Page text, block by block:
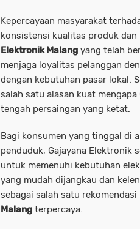
Kepercayaan masyarakat
konsistensi kualitas produk dan
Elektronik Malang yang telah
menjaga loyalitas pelanggan
dengan kebutuhan pasar lokal.
salah satu alasan kuat
tengah persaingan yang ketat.
Bagi konsumen yang tinggal di
penduduk, Gajayana Elektronik
untuk memenuhi kebutuhan
yang mudah dijangkau dan
sebagai salah satu
Malang terpercaya.